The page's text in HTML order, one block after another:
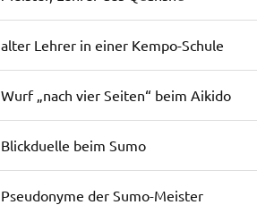
alter Lehrer in einer Kempo-Schule
Wurf „nach vier Seiten“ beim Aikido
Blickduelle beim Sumo
Pseudonyme der Sumo-Meister